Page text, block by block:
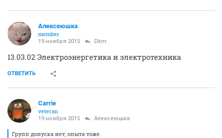
Алексеюшка
member
19 ноября 2015 Dkm
13.03.02 Электроэнергетика и электротехника
ОТВЕТИТЬ
Carrie
veteran
19 ноября 2015 Алексеюшка
Групп допуска нет, опыта тоже.